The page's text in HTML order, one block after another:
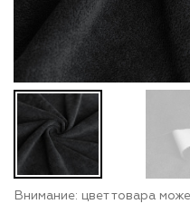
Внимание: цвет товара